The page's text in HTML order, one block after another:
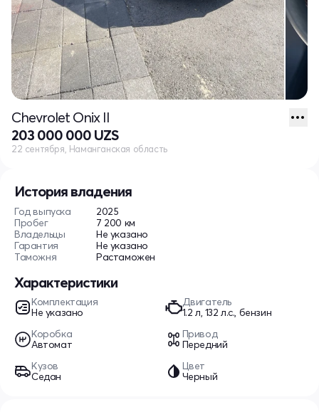
История владения
Год выпуска
2025
Пробег
7 200 км
Владельцы
Не указано
Гарантия
Не указано
Таможня
Растаможен
Характеристики
Комплектация
Не указано
Двигатель
1.2 л, 132 л.с., бензин
Коробка
Автомат
Привод
Передний
Кузов
Седан
Цвет
Черный
Chevrolet Onix II
203 000 000 UZS
22 сентября, Наманганская область